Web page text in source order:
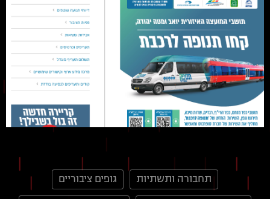
תחבורה ותשתיות גופים ציבוריים